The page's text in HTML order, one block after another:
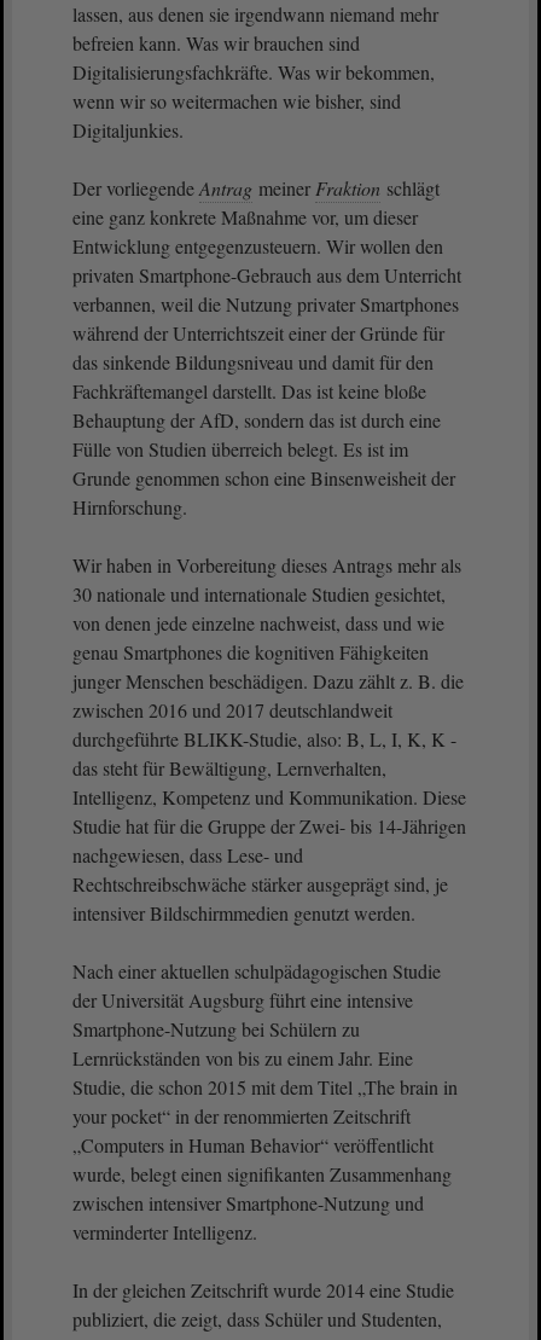
lassen, aus denen sie irgendwann niemand mehr
befreien kann. Was wir brauchen sind
Digitalisierungsfachkräfte. Was wir bekommen,
wenn wir so weitermachen wie bisher, sind
Digitaljunkies.
Der vorliegendeAntrag meiner Fraktion schlägt
eine ganz konkrete Maßnahme vor, um dieser
Entwicklung entgegenzusteuern. Wir wollen den
privaten Smartphone-Gebrauch aus dem Unterricht
verbannen, weil die Nutzung privater Smartphones
während der Unterrichtszeit einer der Gründe für
das sinkende Bildungsniveau und damit für den
Fachkräftemangel darstellt. Das ist keine bloße
Behauptung der AfD, sondern das ist durch eine
Fülle von Studien überreich belegt. Es ist im
Grunde genommen schon eine Binsenweisheit der
Hirnforschung.
Wir haben in Vorbereitung dieses Antrags mehr als
30 nationale und internationale Studien gesichtet,
von denen jede einzelne nachweist, dass und wie
genau Smartphones die kognitiven Fähigkeiten
junger Menschen beschädigen. Dazu zählt z. B. die
zwischen 2016 und 2017 deutschlandweit
durchgeführte BLIKK-Studie, also: B, L, I, K, K -
das steht für Bewältigung, Lernverhalten,
Intelligenz, Kompetenz und Kommunikation. Diese
Studie hat für die Gruppe der Zwei- bis 14-Jährigen
nachgewiesen, dass Lese- und
Rechtschreibschwäche stärker ausgeprägt sind, je
intensiver Bildschirmmedien genutzt werden.
Nach einer aktuellen schulpädagogischen Studie
der Universität Augsburg führt eine intensive
Smartphone-Nutzung bei Schülern zu
Lernrückständen von bis zu einem Jahr. Eine
Studie, die schon 2015 mit dem Titel „The brain in
your pocket“ in der renommierten Zeitschrift
„Computers in Human Behavior“ veröffentlicht
wurde, belegt einen signifikanten Zusammenhang
zwischen intensiver Smartphone-Nutzung und
verminderter Intelligenz.
In der gleichen Zeitschrift wurde 2014 eine Studie
publiziert, die zeigt, dass Schüler und Studenten,